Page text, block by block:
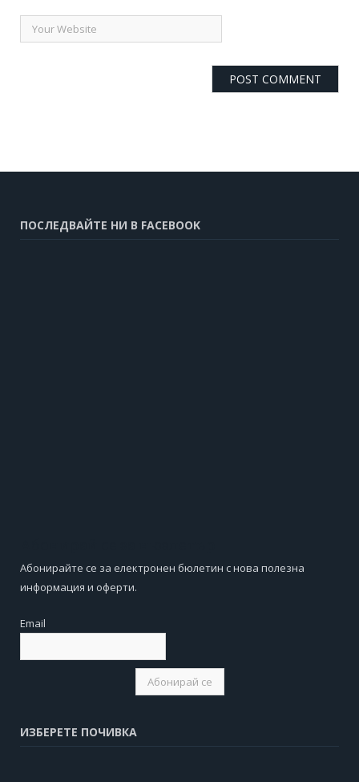
ПОСЛЕДВАЙТЕ НИ В FACEBOOK
Абонирайте се за електронен бюлетин с нова полезна
информация и оферти.
Email
ИЗБЕРЕТЕ ПОЧИВКА